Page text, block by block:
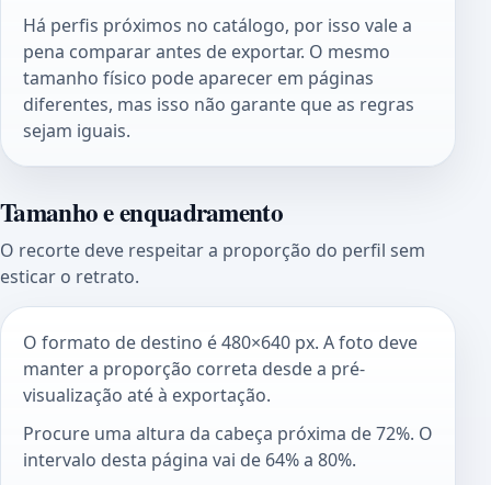
Há perfis próximos no catálogo, por isso vale a
pena comparar antes de exportar. O mesmo
tamanho físico pode aparecer em páginas
diferentes, mas isso não garante que as regras
sejam iguais.
Tamanho e enquadramento
O recorte deve respeitar a proporção do perfil sem
esticar o retrato.
O formato de destino é 480×640 px. A foto deve
manter a proporção correta desde a pré-
visualização até à exportação.
Procure uma altura da cabeça próxima de 72%. O
intervalo desta página vai de 64% a 80%.